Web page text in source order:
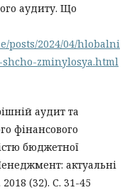
аудиту. Що
posts/2024/04/hlobalni
zminylosya.html
аудит та
фінансового
бюджетної
актуальні
(32). С. 31-45